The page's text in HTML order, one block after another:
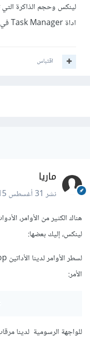
لينكس وحجم الذاكرة التي
اداة Task Manager في الويندوز ؟
اقتباس
ماريا
نشر31 أغسطس 2015
هناك الكثير من الأوامر،
لينكس، إليك بعضها:
الأمر:
للواجهة الرسومية لدينا